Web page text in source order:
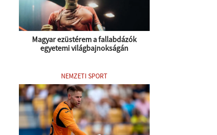
Magyar ezüstérem a fallabdázók
egyetemi világbajnokságán
NEMZETI SPORT